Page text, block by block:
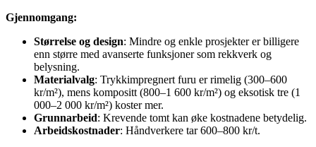
Gjennomgang:
Størrelse og design: Mindre og enkle prosjekter er billigere
enn større med avanserte funksjoner som rekkverk og
belysning.
Materialvalg: Trykkimpregnert furu er rimelig (300–600
kr/m²), mens kompositt (800–1 600 kr/m²) og eksotisk tre (1
000–2 000 kr/m²) koster mer.
Grunnarbeid: Krevende tomt kan øke kostnadene betydelig.
Arbeidskostnader: Håndverkere tar 600–800 kr/t.